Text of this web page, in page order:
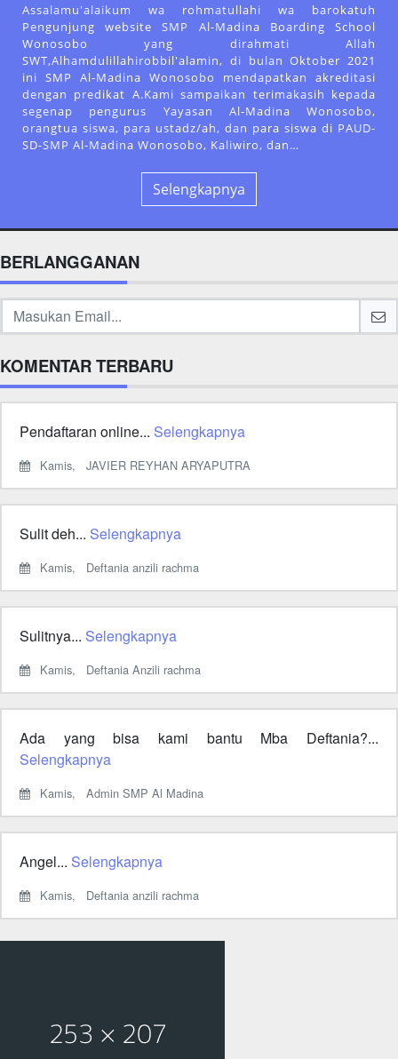
Assalamu'alaikum wa rohmatullahi wa barokatuh
Pengunjung website SMP Al-Madina Boarding School
Wonosobo yang dirahmati Allah
SWT,Alhamdulillahirobbil'alamin, di bulan Oktober 2021
ini SMP Al-Madina Wonosobo mendapatkan akreditasi
dengan predikat A.Kami sampaikan terimakasih kepada
segenap pengurus Yayasan Al-Madina Wonosobo,
orangtua siswa, para ustadz/ah, dan para siswa di PAUD-
SD-SMP Al-Madina Wonosobo, Kaliwiro, dan…
Selengkapnya
BERLANGGANAN
KOMENTAR TERBARU
Pendaftaran online... Selengkapnya
Kamis, JAVIER REYHAN ARYAPUTRA
Sulit deh... Selengkapnya
Kamis, Deftania anzili rachma
Sulitnya... Selengkapnya
Kamis, Deftania Anzili rachma
Ada yang bisa kami bantu Mba Deftania?...
Selengkapnya
Kamis, Admin SMP Al Madina
Angel... Selengkapnya
Kamis, Deftania anzili rachma